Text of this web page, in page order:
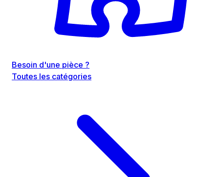
Besoin d'une pièce ?
Toutes les catégories